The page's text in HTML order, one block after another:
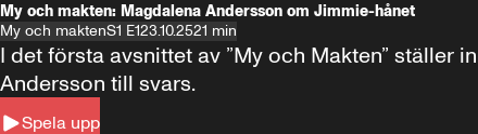
My och makten: Magdalena Andersson om Jimmie-hånet
My och maktenS1 E123.10.2521 min
Spela upp
I det första avsnittet av ”My och Makten”
Andersson till svars.